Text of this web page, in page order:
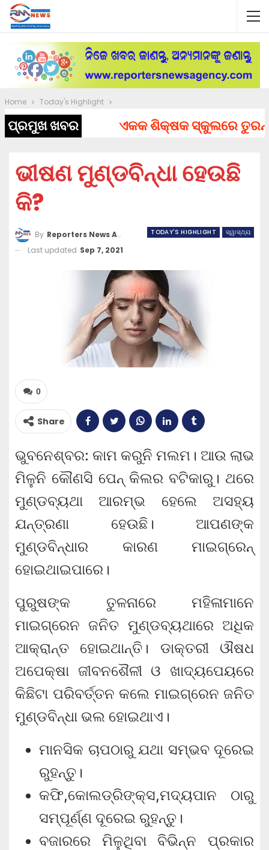
Home Today's Highlight
ପ୍ରମୁଖ ଖବର ଏକକ ଶିକ୍ଷକ ସ୍କୁଲରେ ତୁରନ୍ତ
ଭୀଷଣ ମୁଣ୍ଡବିନ୍ଧା ହେଉଛି
କି?
TODAY'S HIGHLIGHT ସ୍ୱାସ୍ଥ୍ୟ
By Reporters News Agency
Last updated Sep 7, 2021
0
Share
ଭୁବନେଶ୍ବର: କାମ କରୁନି ମଲମ। ଆଉ ଲାଭ
ମିଳୁନି କୌଣସି ପେନ୍ କିଲର ବଟିକାରୁ। ଥରେ
ମୁଣ୍ଡବ୍ୟଥା ଆରମ୍ଭ ହେଲେ ଅସହ୍ୟ
ଯନ୍ତ୍ରଣା ହେଉଛି। ଆପଣଙ୍କ
ମୁଣ୍ଡବିନ୍ଧାର କାରଣ ମାଇଗ୍ରେନ୍
ହୋଇଥାଇପାରେ।
ପୁରୁଷଙ୍କ ତୁଳନାରେ ମହିଳାମାନେ
ମାଇଗ୍ରେନ ଜନିତ ମୁଣ୍ଡବ୍ୟଥାରେ ଅଧିକ
ଆକ୍ରାନ୍ତ ହୋଇଥାନ୍ତି। ଡାକ୍ତରୀ ଔଷଧ
ଅପେକ୍ଷା ଜୀବନଶୈଳୀ ଓ ଖାଦ୍ୟପେୟରେ
କିଛିଟା ପରିବର୍ତ୍ତନ କଲେ ମାଇଗ୍ରେନ ଜନିତ
ମୁଣ୍ଡବିନ୍ଧା ଭଲ ହୋଇଥାଏ।
ମାନସିକ ଚାପଠାରୁ ଯଥା ସମ୍ଭବ ଦୂରେଇ
ରୁହନ୍ତୁ।
କଫି,କୋଲଡ୍ରିଙ୍କ୍‌ସ,ମଦ୍ୟପାନ ଠାରୁ
ସମ୍ପୂର୍ଣ୍ଣ ଦୂରେଇ ରୁହନ୍ତୁ।
ବଜାରରେ ମିଳୁଥିବା ବିଭିନ୍ନ ପ୍ରକାର